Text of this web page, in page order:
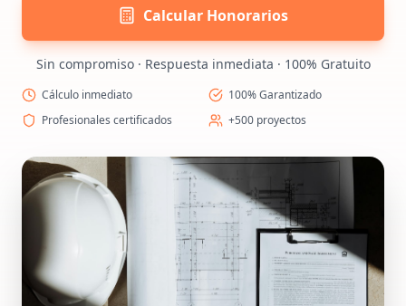
Calcular Honorarios
Sin compromiso · Respuesta inmediata · 100% Gratuito
Cálculo inmediato
100% Garantizado
Profesionales certificados
+500 proyectos